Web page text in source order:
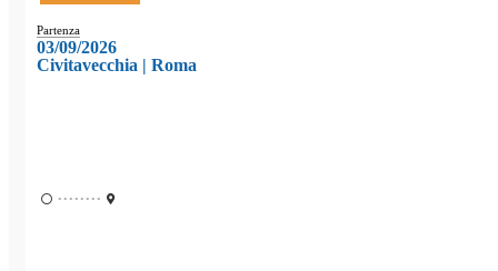
Partenza
03/09/2026
Civitavecchia | Roma
••••••••